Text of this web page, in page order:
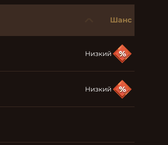
Шанс
Низкий
Низкий